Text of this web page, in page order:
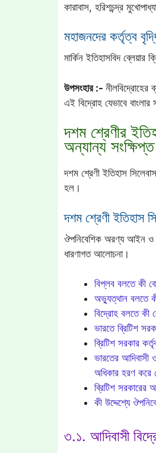
কারাবাস, হরিশচন্দ্র
মহাজনদের কর্তৃত্ব
মার্কিন ইতিহাসবিদ
উপসংহার :- নীলবিদ্রোহের
এই বিদ্রোহ যেভাবে
দশম শ্রেণীর
অন্যান্য
দশম শ্রেণী ইতিহাস
হল।
দশম শ্রেণী ইতিহাস
ঔপনিবেশিক অরণ্য আইন ও
ধারণাগত আলোচনা।
বিপ্লব বলতে কী
অভ্যুত্থান বলতে
বিদ্রোহ বলতে কী
ভারতে ব্রিটিশ
ব্রিটিশ সরকার
ভারতের আদিবাসী
অধিকার হরণ করে
ব্রিটিশ সরকারের
কী উদ্দেশ্যে
৩.১. আদিবাসী